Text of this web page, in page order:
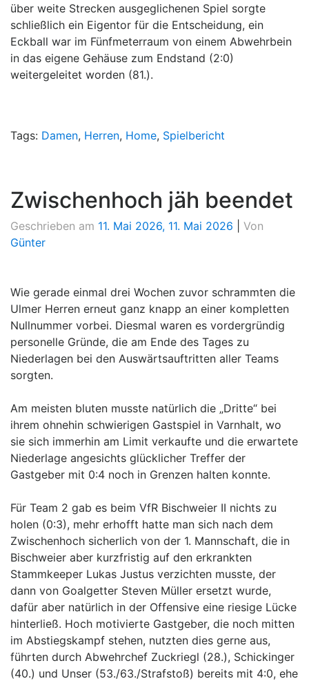
über weite Strecken ausgeglichenen Spiel sorgte
schließlich ein Eigentor für die Entscheidung, ein
Eckball war im Fünfmeterraum von einem Abwehrbein
in das eigene Gehäuse zum Endstand (2:0)
weitergeleitet worden (81.).
Tags: Damen, Herren, Home, Spielbericht
Zwischenhoch jäh beendet
Geschrieben am 11. Mai 2026, 11. Mai 2026
Von
Günter
Wie gerade einmal drei Wochen zuvor schrammten die
Ulmer Herren erneut ganz knapp an einer kompletten
Nullnummer vorbei. Diesmal waren es vordergründig
personelle Gründe, die am Ende des Tages zu
Niederlagen bei den Auswärtsauftritten aller Teams
sorgten.
Am meisten bluten musste natürlich die „Dritte“ bei
ihrem ohnehin schwierigen Gastspiel in Varnhalt, wo
sie sich immerhin am Limit verkaufte und die erwartete
Niederlage angesichts glücklicher Treffer der
Gastgeber mit 0:4 noch in Grenzen halten konnte.
Für Team 2 gab es beim VfR Bischweier II nichts zu
holen (0:3), mehr erhofft hatte man sich nach dem
Zwischenhoch sicherlich von der 1. Mannschaft, die in
Bischweier aber kurzfristig auf den erkrankten
Stammkeeper Lukas Justus verzichten musste, der
dann von Goalgetter Steven Müller ersetzt wurde,
dafür aber natürlich in der Offensive eine riesige Lücke
hinterließ. Hoch motivierte Gastgeber, die noch mitten
im Abstiegskampf stehen, nutzten dies gerne aus,
führten durch Abwehrchef Zuckriegl (28.), Schickinger
(40.) und Unser (53./63./Strafstoß) bereits mit 4:0, ehe